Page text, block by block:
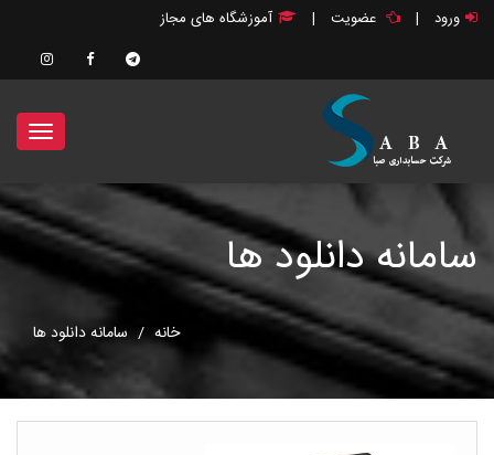
ورود | عضویت | آموزشگاه های مجاز
...
سامانه دانلود ها
خانه سامانه دانلود ها